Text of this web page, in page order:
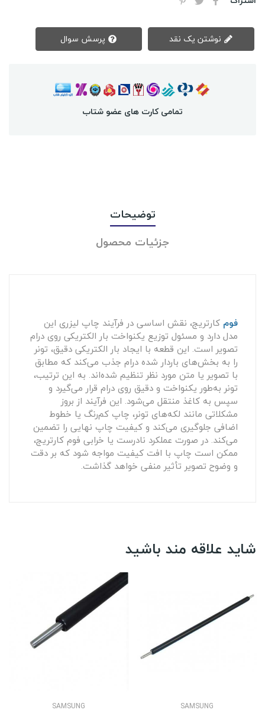
تمامی کارت های عضو شتاب
توضیحات
جزئیات محصول
فوم کارتریج، نقش اساسی در فرآیند چاپ لیزری این
مدل دارد و مسئول توزیع یکنواخت بار الکتریکی روی درام
تصویر است. این قطعه با ایجاد بار الکتریکی دقیق، تونر
را به بخش‌های باردار شده درام جذب می‌کند که مطابق
با تصویر یا متن مورد نظر تنظیم شده‌اند. به این ترتیب،
تونر به‌طور یکنواخت و دقیق روی درام قرار می‌گیرد و
سپس به کاغذ منتقل می‌شود. این فرآیند از بروز
مشکلاتی مانند لکه‌های تونر، چاپ کم‌رنگ یا خطوط
اضافی جلوگیری می‌کند و کیفیت چاپ نهایی را تضمین
می‌کند. در صورت عملکرد نادرست یا خرابی فوم کارتریج،
ممکن است چاپ با افت کیفیت مواجه شود که بر دقت
و وضوح تصویر تأثیر منفی خواهد گذاشت.
شاید علاقه مند باشید
SAMSUNG SAMSUNG